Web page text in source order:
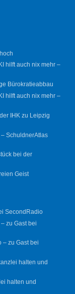
hilft auch nix mehr –
Bürokratieabbau
hilft auch nix mehr –
IHK zu Leipzig
SchuldnerAtlas
bei der
Geist
SecondRadio
zu Gast bei
– zu Gast bei
halten und
halten und